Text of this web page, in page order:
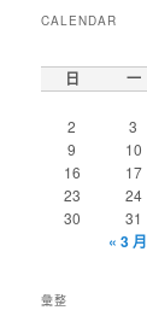
CALENDAR
日 一
2
3
9
10
16
17
23
24
30
31
« 3 月
彙整